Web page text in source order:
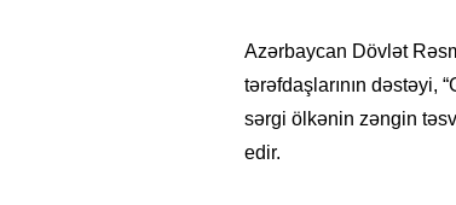
Azərbaycan Dövlət
tərəfdaşlarının dəstəyi,
sərgi ölkənin zəngin
edir.